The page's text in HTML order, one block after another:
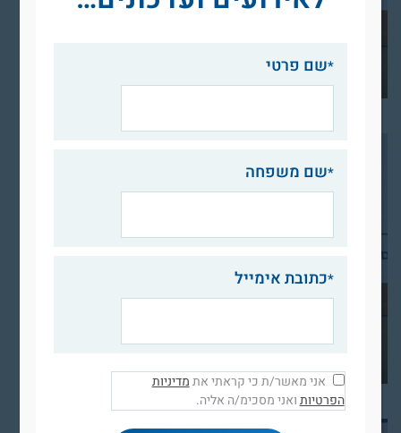
שם פרטי
שם משפחה
כתובת אימייל
אני מאשר/ת כי קראתי את
מדיניות
הפרטיותואני מסכימ/ה אליה.